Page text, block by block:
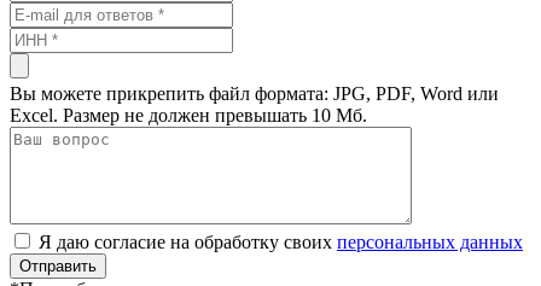
Вы можете прикрепить файл формата: JPG, PDF, Word или
Excel. Размер не должен превышать 10 Мб.
Я даю согласие на обработку своих персональных данных